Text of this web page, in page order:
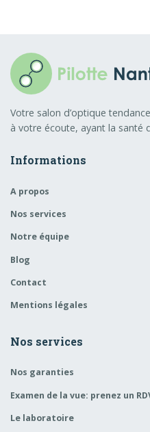
Votre salon d’optique
à votre écoute, ayant la santé
Informations
A propos
Nos services
Notre équipe
Blog
Contact
Mentions légales
Nos services
Nos garanties
Examen de la vue: prenez un
Le laboratoire